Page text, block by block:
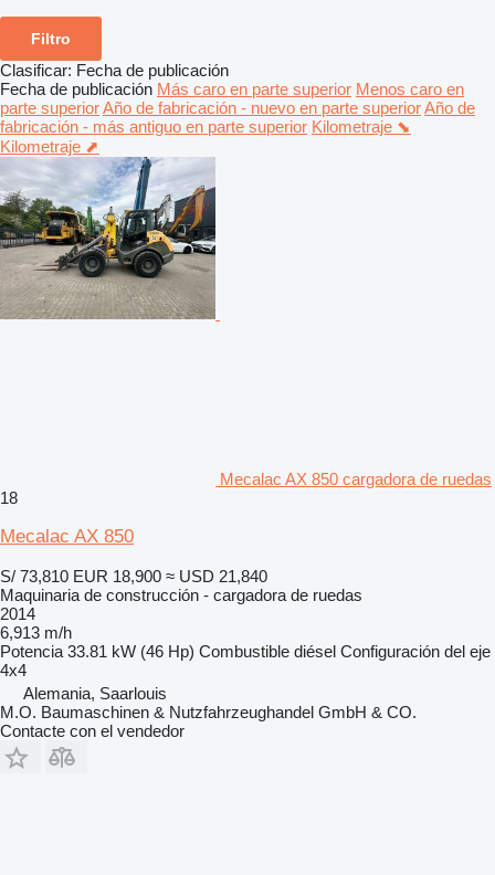
Filtro
Clasificar: Fecha de publicación
Fecha de publicación Más caro en parte superior Menos caro en
parte superiorAño de fabricación - nuevo en parte superiorAño de
fabricación - más antiguo en parte superior Kilometraje ⬊
Kilometraje ⬈
Mecalac AX 850 cargadora de ruedas
18
Mecalac AX 850
S/ 73,810 EUR 18,900 ≈ USD 21,840
Maquinaria de construcción - cargadora de ruedas
2014
6,913 m/h
Potencia 33.81 kW (46 Hp) Combustible diésel Configuración del eje
4x4
Alemania, Saarlouis
M.O. Baumaschinen & Nutzfahrzeughandel GmbH & CO.
Contacte con el vendedor